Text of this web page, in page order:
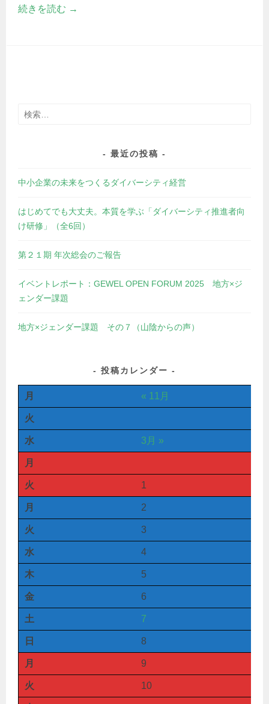
続きを読む →
検
最近の投稿
中小企業の未来をつくるダイバーシティ経営
はじめてでも大丈夫。本質を学ぶ「ダイバーシティ推進者向
け研修」（全6回）
第２１期 年次総会のご報告
イベントレポート：GEWEL OPEN FORUM 2025 地方×ジ
ェンダー課題
地方×ジェンダー課題 その７（山陰からの声）
投稿カレンダー
月 « 11月
火
水 3月 »
月
火 1
月 2
火 3
水 4
木 5
金 6
土 7
日 8
月 9
火 10